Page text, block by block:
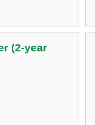
(2-year